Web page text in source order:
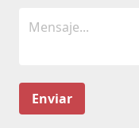
Enviar